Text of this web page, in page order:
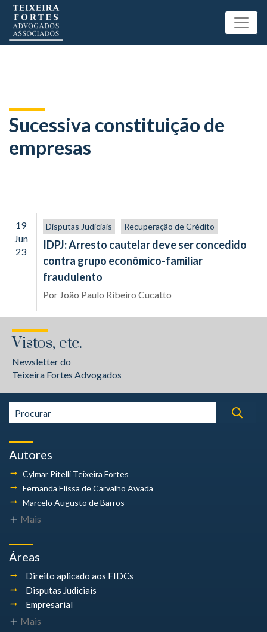
Sucessiva constituição de
empresas
19
Jun
23
Disputas Judiciais Recuperação de Crédito
IDPJ: Arresto cautelar deve ser concedido
contra grupo econômico-familiar
fraudulento
Por João Paulo Ribeiro Cucatto
Vistos, etc.
Newsletter do
Teixeira Fortes Advogados
Autores
Cylmar Pitelli Teixeira Fortes
Fernanda Elissa de Carvalho Awada
Marcelo Augusto de Barros
Mais
Áreas
Direito aplicado aos FIDCs
Disputas Judiciais
Empresarial
Mais